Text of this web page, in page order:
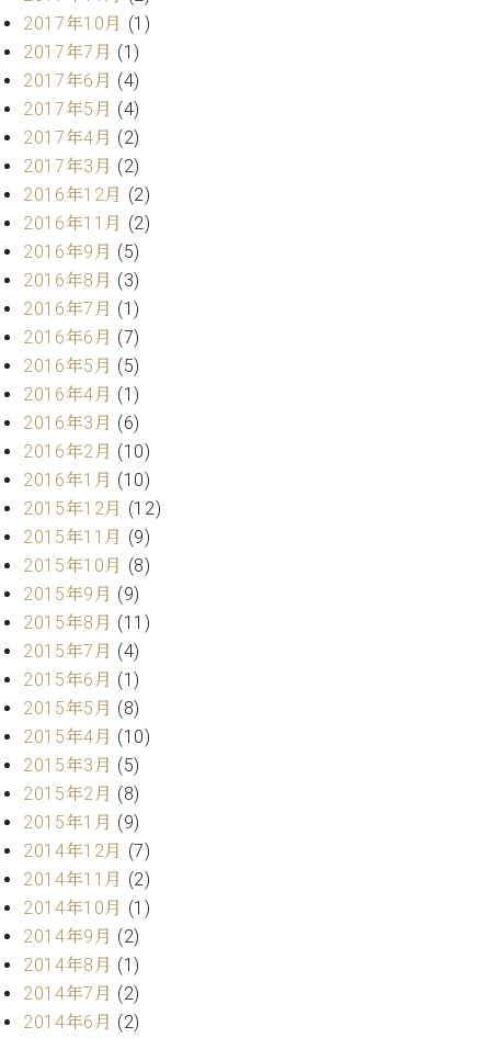
調
律
師
紹
介
調
料
金
表
お
問
合
わ
せ
尾山調律師のブ
ログ Die
Musikgasse（音
楽の小道）
2017年10月 (1)
2017年7月 (1)
2017年6月 (4)
2017年5月 (4)
2017年4月 (2)
2017年3月 (2)
2016年12月 (2)
2016年11月 (2)
2016年9月 (5)
2016年8月 (3)
2016年7月 (1)
2016年6月 (7)
2016年5月 (5)
2016年4月 (1)
2016年3月 (6)
2016年2月 (10)
2016年1月 (10)
2015年12月 (12)
2015年11月 (9)
2015年10月 (8)
2015年9月 (9)
2015年8月 (11)
2015年7月 (4)
2015年6月 (1)
2015年5月 (8)
2015年4月 (10)
2015年3月 (5)
2015年2月 (8)
2015年1月 (9)
2014年12月 (7)
2014年11月 (2)
2014年10月 (1)
2014年9月 (2)
2014年8月 (1)
2014年7月 (2)
2014年6月 (2)